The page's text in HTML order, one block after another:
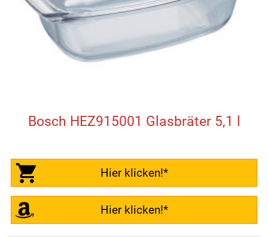
Bosch HEZ915001 Glasbräter 5,1 l
Hier klicken!*
Hier klicken!*